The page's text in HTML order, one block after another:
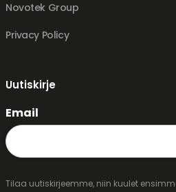
Novotek Group
Privacy Policy
Uutiskirje
Email
Tilaa uutiskirjeemme, niin kuulet